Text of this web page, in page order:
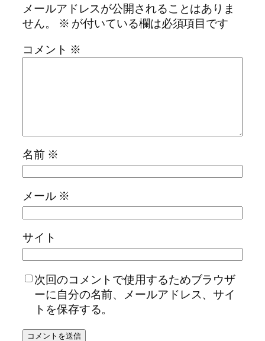
メールアドレスが公開されることはありま
せん。
※ が付いている欄は必須項目です
コメント ※
名前 ※
メール ※
サイト
次回のコメントで使用するためブラウザ
ーに自分の名前、メールアドレス、サイ
トを保存する。